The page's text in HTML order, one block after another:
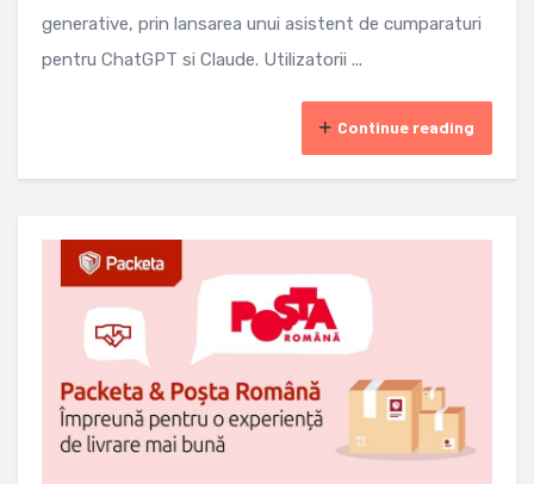
generative, prin lansarea unui asistent de cumparaturi
pentru ChatGPT si Claude. Utilizatorii ...
Continue reading